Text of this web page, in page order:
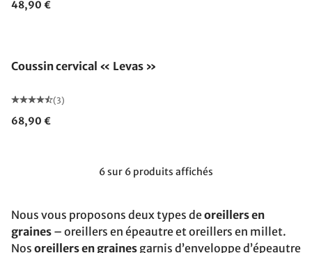
48,90 €
Coussin cervical « Levas »
(3)
68,90 €
6 sur 6 produits affichés
Nous vous proposons deux types deoreillers en
graines – oreillers en épeautre et oreillers en millet.
Nos oreillers en graines garnis d’enveloppe d’épeautre